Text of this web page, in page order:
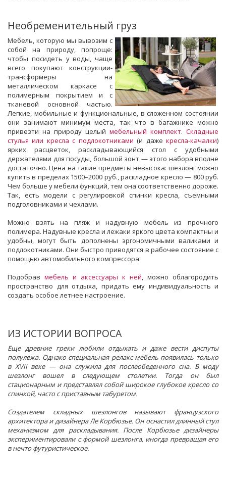
Необременительный груз
Мебель, которую мы вывозим с
собой на природу, попроще:
чтобы посидеть у воды, чаще
всего покупают конструкции-
трансформеры на
металлическом каркасе с
полимерным покрытием и с
тканевой основной частью.
Легкие, мобильные и функ­циональные, в сложенном состоянии
они занимают минимум места, так что в багажнике можно
привезти на природу целый мебельный комплект. Складные
стулья или кресла с подлокотниками (и дажекресла-качалки)
ярких расцветок, раскладывающийся стол с удобными
держателями для посуды, большой зонт — этого набора вполне
достаточно. Цена на такие предметы невысока: шезлонг можно
купить в пределах 1500–2000 руб., раскладное кресло — 800 руб.
Чем больше у мебели функций, тем она соответственно дороже.
Так, есть модели с регулировкой спинки кресла, съемными
подголовниками и чехлами.
Можно взять на пляж и надувную мебель из прочного
полимера. Надувные кресла и лежаки яркого цвета компактны и
удобны, могут быть дополнены эргономичными валиками и
подлокотниками. Они быстро приводятся в рабочее состояние с
помощью автомобильного компрессора.
Подобрав мебель и аксессуары к ней, можно облагородить
пространство для отдыха, придать ему индивидуальность и
создать особое летнее настроение.
ИЗ ИСТОРИИ ВОПРОСА
Еще древние греки любили отдыхать и даже вести диспуты
полулежа. Однако специальная релакс-мебель появилась только
в XVII веке — она служила для послеобеденного сна. В моду
шезлонг вошел в следующем столетии. Тогда он был
стационарным и представлял собой широкое глубокое кресло со
спинкой, часто с приставным табуретом.
Создателем складных шезлонгов называют французского
архитектора и дизайнера Ле Корбюзье. Он оснастил длинный стул
механизмом для раскладывания. После Корбюзье дизайнеры
экспериментировали с формой шезлонга, иногда превращая его
в нечто футуристическое.